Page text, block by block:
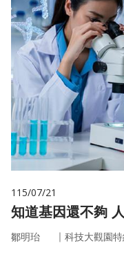
115/07/21
鄒明珆 ｜ 科技大觀園